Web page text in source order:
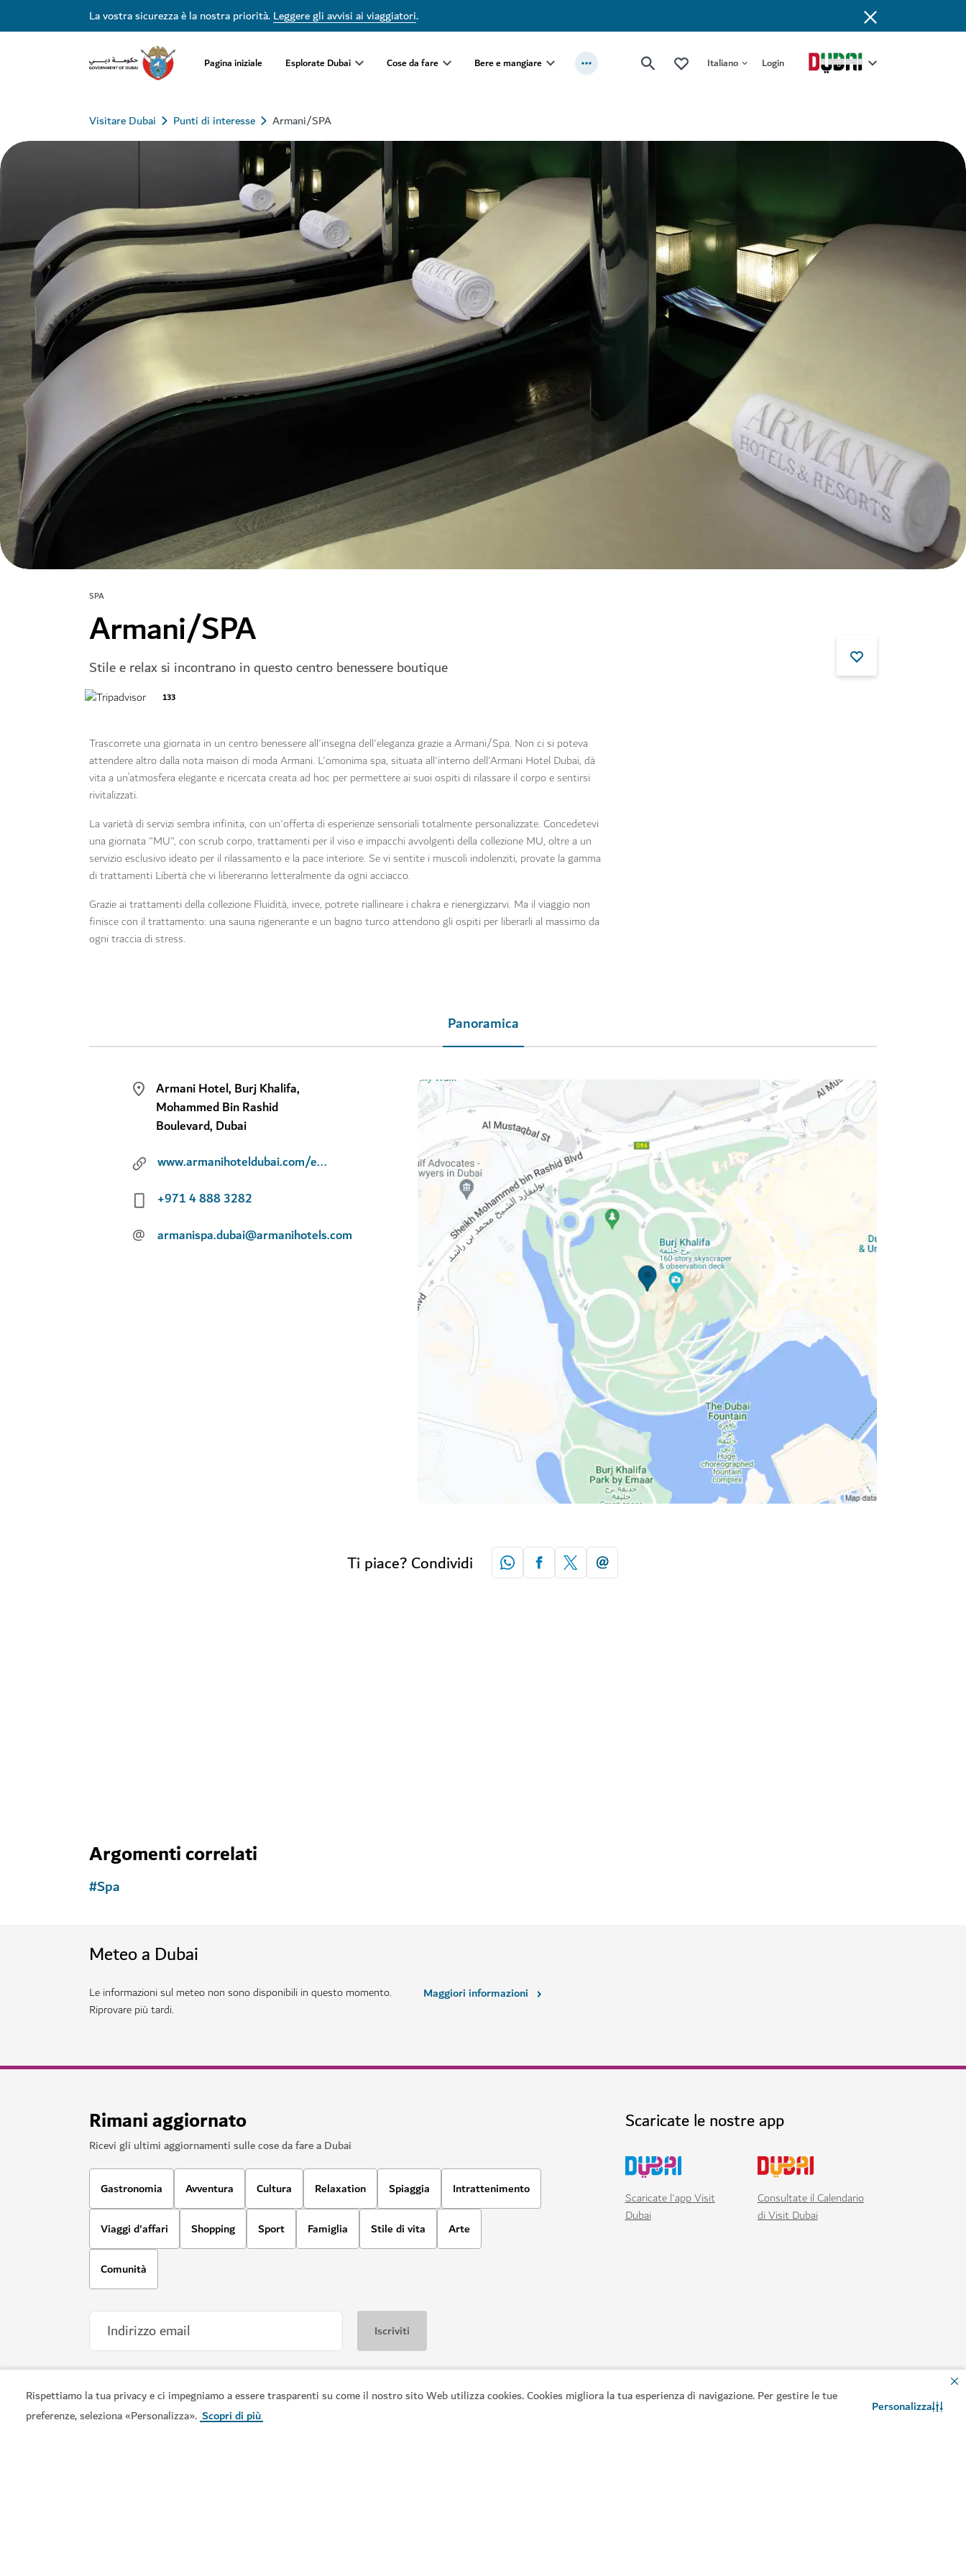
Rispettiamo la tua privacy e ci impegniamo a essere trasparenti su come il nostro sito Web utilizza cookies. Cookies migliora la tua esperienza di navigazione. Per gestire le tue
preferenze, seleziona «Personalizza». Scopri di più Personalizza
La vostra sicurezza è la nostra priorità.Leggere gli avvisi ai viaggiatori.
Pagina iniziale Esplorate Dubai Cose da fare Bere e mangiare Italiano Login
Visitare Dubai Punti di interesse Armani/SPA
SPA
Armani/SPA
Stile e relax si incontrano in questo centro benessere boutique
133
Trascorrete una giornata in un centro benessere all'insegna dell'eleganza grazie a Armani/Spa. Non ci si poteva
attendere altro dalla nota maison di moda Armani. L'omonima spa, situata all'interno dell'Armani Hotel Dubai, dà
vita a un’atmosfera elegante e ricercata creata ad hoc per permettere ai suoi ospiti di rilassare il corpo e sentirsi
rivitalizzati.
La varietà di servizi sembra infinita, con un'offerta di esperienze sensoriali totalmente personalizzate. Concedetevi
una giornata "MU", con scrub corpo, trattamenti per il viso e impacchi avvolgenti della collezione MU, oltre a un
servizio esclusivo ideato per il rilassamento e la pace interiore. Se vi sentite i muscoli indolenziti, provate la gamma
di trattamenti Libertà che vi libereranno letteralmente da ogni acciacco.
Grazie ai trattamenti della collezione Fluidità, invece, potrete riallineare i chakra e rienergizzarvi. Ma il viaggio non
finisce con il trattamento: una sauna rigenerante e un bagno turco attendono gli ospiti per liberarli al massimo da
ogni traccia di stress.
Panoramica
Armani Hotel, Burj Khalifa,
Mohammed Bin Rashid
Boulevard, Dubai
www.armanihoteldubai.com/en/spa
+971 4 888 3282
@ armanispa.dubai@armanihotels.com
Ti piace? Condividi
Longevity Hub by Clinique La Prairie
Uno spazio a tre piani dedicato al benessere all'One&Only One Za'abeel
Dior Spa The Lana